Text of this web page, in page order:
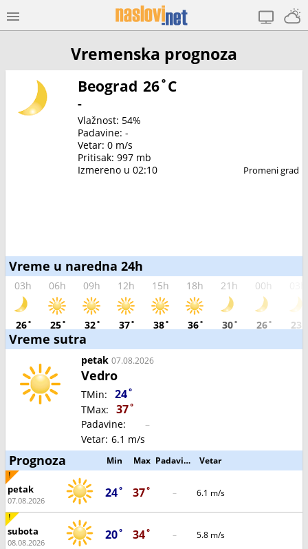
Vremenska prognoza
Beograd 26˚C
-
Vlažnost: 54%
Padavine: -
Vetar: 0 m/s
Pritisak: 997 mb
Izmereno u 02:10
Promeni grad
Vreme u naredna 24h
03h
26˚
06h
25˚
09h
32˚
12h
37˚
15h
38˚
18h
36˚
21h
30˚
00h
26˚ 23˚
Vreme sutra
petak 07.08.2026
Vedro
TMin: 24˚
TMax: 37˚
Padavine:
–
Vetar: 6.1 m/s
Prognoza Min Max Padavine Vetar
petak
07.08.2026
24˚ 37˚ – 6.1 m/s
subota
08.08.2026
20˚ 34˚ – 5.8 m/s